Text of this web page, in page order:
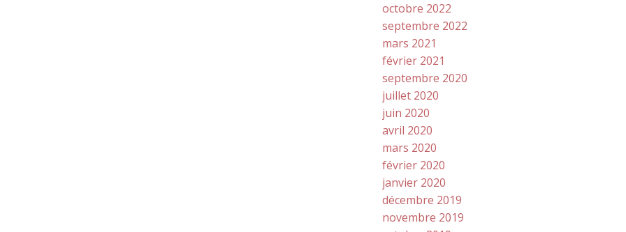
octobre 2022
septembre 2022
mars 2021
février 2021
septembre 2020
juillet 2020
juin 2020
avril 2020
mars 2020
février 2020
janvier 2020
décembre 2019
novembre 2019